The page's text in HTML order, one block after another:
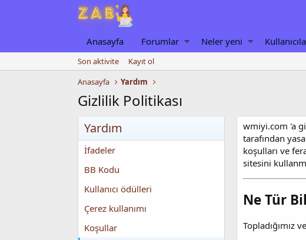
Anasayfa Forumlar Neler yeni
Son aktivite
Kayıt ol
Anasayfa
Yardım
Gizlilik Politikası
Yardım
İfadeler
BB Kodu
Kullanıcı ödülleri
Çerez kullanımı
Koşullar
wmiyi.com 'a
tarafından
koşulları ve
sitesini
Ne Tür
Topladığımız